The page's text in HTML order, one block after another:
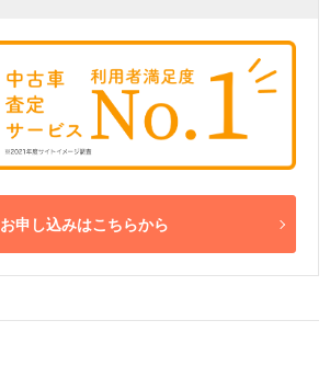
お申し込みはこちらから